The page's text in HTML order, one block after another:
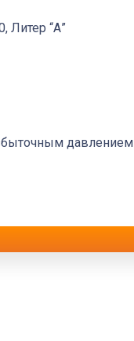
Литер “А”
давлением